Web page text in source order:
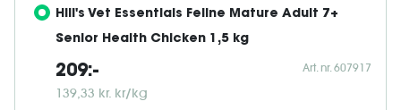
Hill's Vet Essentials Feline Mature Adult 7+
Senior Health Chicken 1,5 kg
209:-
139,33 kr. kr/kg
Art. nr. 607917